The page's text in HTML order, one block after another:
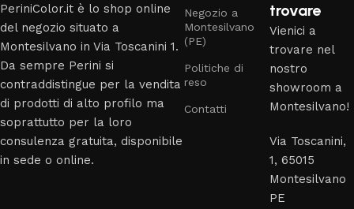
PeriniColor.it è lo shop online
del negozio situato a
Montesilvano in Via Toscanini 1.
Da sempre Perini si
contraddistingue per la vendita
di prodotti di alto profilo ma
soprattutto per la loro
consulenza gratuita, disponibile
in sede o online.
Negozio a
Montesilvano
(PE)
Politiche di
reso
Contatti
trovare
Vienici a
trovare nel
nostro
showroom a
Montesilvano!
Via Toscanini,
1, 65015
Montesilvano
PE